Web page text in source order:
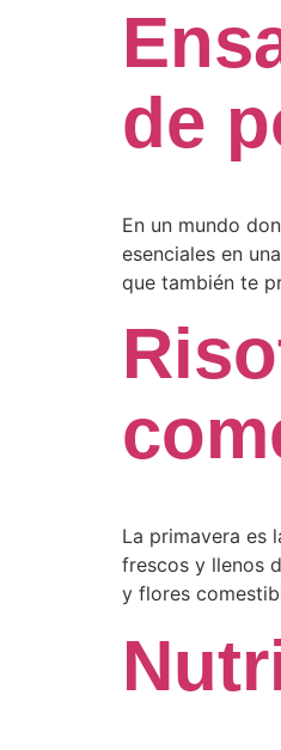
de
En un mundo
esenciales en
que también te
La primavera es
frescos y llenos
y flores